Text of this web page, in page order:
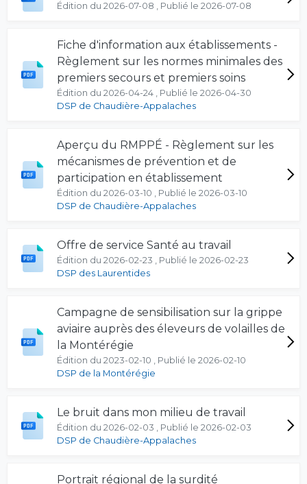
Édition du 2026-07-08 , Publié le 2026-07-08
Fiche d'information aux établissements -
Règlement sur les normes minimales des
premiers secours et premiers soins
Édition du 2026-04-24 , Publié le 2026-04-30
DSP de Chaudière-Appalaches
Aperçu du RMPPÉ - Règlement sur les
mécanismes de prévention et de
participation en établissement
Édition du 2026-03-10 , Publié le 2026-03-10
DSP de Chaudière-Appalaches
Offre de service Santé au travail
Édition du 2026-02-23 , Publié le 2026-02-23
DSP des Laurentides
Campagne de sensibilisation sur la grippe
aviaire auprès des éleveurs de volailles de
la Montérégie
Édition du 2023-02-10 , Publié le 2026-02-10
DSP de la Montérégie
Le bruit dans mon milieu de travail
Édition du 2026-02-03 , Publié le 2026-02-03
DSP de Chaudière-Appalaches
Portrait régional de la surdité